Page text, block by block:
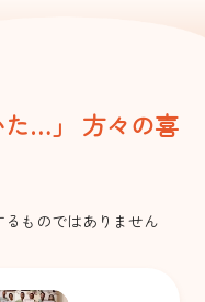
た…」 方々の喜
ものではありません